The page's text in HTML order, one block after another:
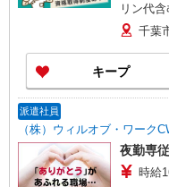
リン代
千葉
キープ
派遣社員
（株）ウィルオブ・ワー
夜勤専従